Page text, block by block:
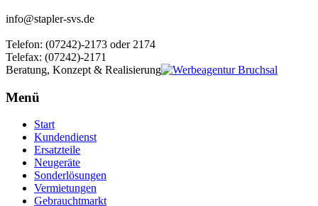
info@stapler-svs.de
Telefon: (07242)-2173 oder 2174
Telefax: (07242)-2171
Beratung, Konzept & Realisierung
Menü
Start
Kundendienst
Ersatzteile
Neugeräte
Sonderlösungen
Vermietungen
Gebrauchtmarkt